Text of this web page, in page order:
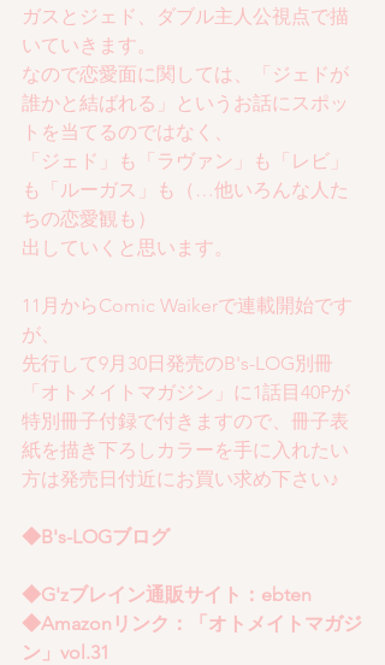
ガスとジェド、ダブル主人公視点で描
いていきます。
なので恋愛面に関しては、「ジェドが
誰かと結ばれる」というお話にスポッ
トを当てるのではなく、
「ジェド」も「ラヴァン」も「レビ」
も「ルーガス」も（…他いろんな人た
ちの恋愛観も）
出していくと思います。
11月からComic Waikerで連載開始です
が、
先行して9月30日発売のB's-LOG別冊
「オトメイトマガジン」に1話目40Pが
特別冊子付録で付きますので、冊子表
紙を描き下ろしカラーを手に入れたい
方は発売日付近にお買い求め下さい♪
◆B's-LOGブログ
◆G'zブレイン通販サイト：ebten
◆Amazonリンク：「オトメイトマガジ
ン」vol.31